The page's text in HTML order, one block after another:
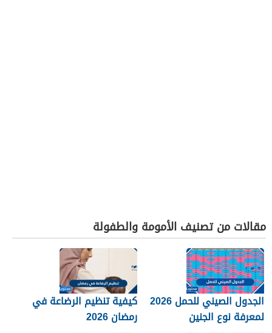
مقالات من تصنيف الأمومة والطفولة
الجدول الصيني للحمل 2026
لمعرفة نوع الجنين
كيفية تنظيم الرضاعة في
رمضان 2026